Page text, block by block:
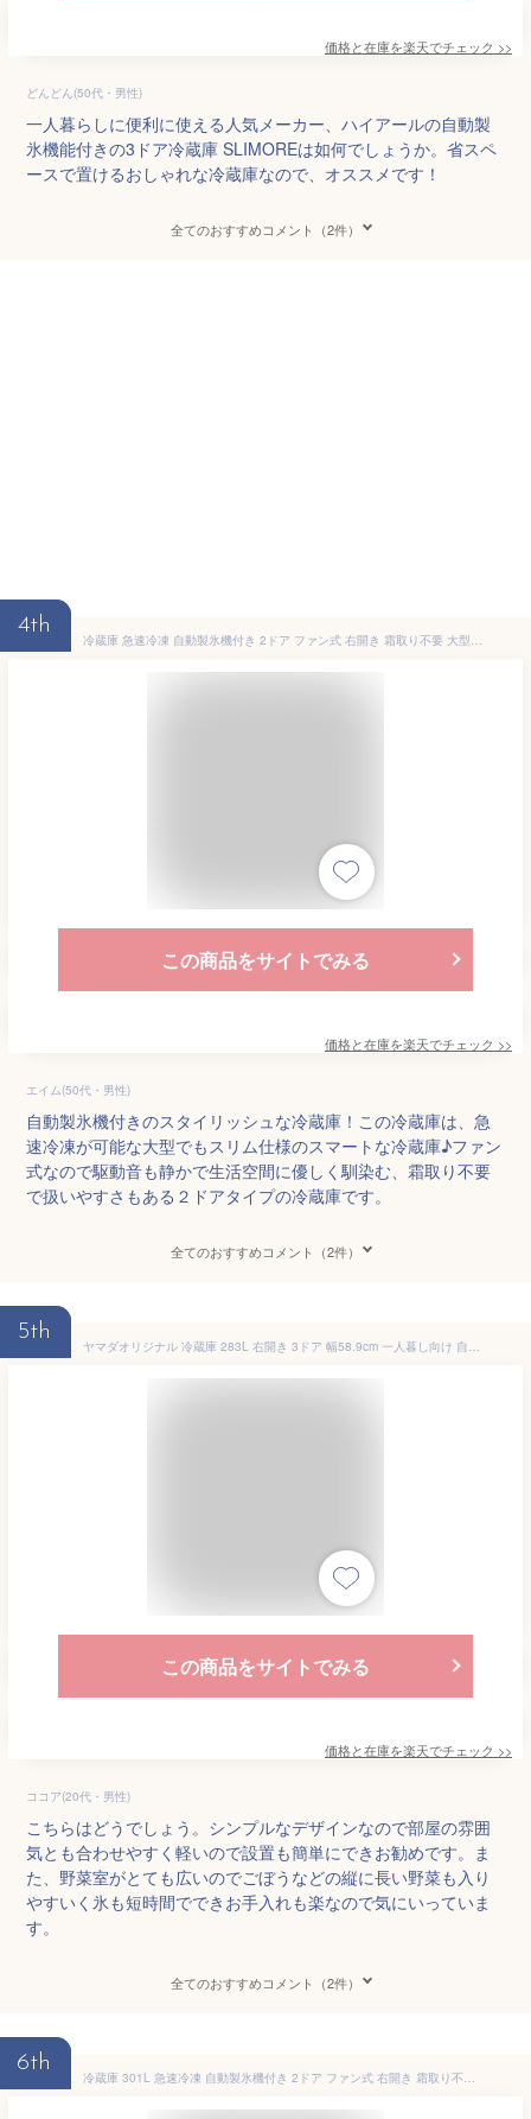
価格と在庫を楽天でチェック >>
どんどん(50代・男性)
一人暮らしに便利に使える人気メーカー、ハイアールの自動製
氷機能付きの3ドア冷蔵庫 SLIMOREは如何でしょうか。省スペ
ースで置けるおしゃれな冷蔵庫なので、オススメです！
全てのおすすめコメント（2件）
4th
冷蔵庫 急速冷凍 自動製氷機付き 2ドア ファン式 右開き 霜取り不要 大型 スリム 大容量 省エネ 節電 301L ホワイト ブラック IRSN-I30A【HS】[2603SE]
この商品をサイトでみる
価格と在庫を楽天でチェック >>
エイム(50代・男性)
自動製氷機付きのスタイリッシュな冷蔵庫！この冷蔵庫は、急
速冷凍が可能な大型でもスリム仕様のスマートな冷蔵庫♪ファン
式なので駆動音も静かで生活空間に優しく馴染む、霜取り不要
で扱いやすさもある２ドアタイプの冷蔵庫です。
全てのおすすめコメント（2件）
5th
ヤマダオリジナル 冷蔵庫 283L 右開き 3ドア 幅58.9cm 一人暮し向け 自動製氷 静音 REFAGE YRZ-F28M ホワイト系
この商品をサイトでみる
価格と在庫を楽天でチェック >>
ココア(20代・男性)
こちらはどうでしょう。シンプルなデザインなので部屋の雰囲
気とも合わせやすく軽いので設置も簡単にできお勧めです。ま
た、野菜室がとても広いのでごぼうなどの縦に長い野菜も入り
やすいく氷も短時間でできお手入れも楽なので気にいっていま
す。
全てのおすすめコメント（2件）
6th
冷蔵庫 301L 急速冷凍 自動製氷機付き 2ドア ファン式 右開き 霜取り不要 大型 スリム 大容量 省エネ 節電 ホワイト ブラック IRSN-I30A【HS】 [安心延長保証対象]